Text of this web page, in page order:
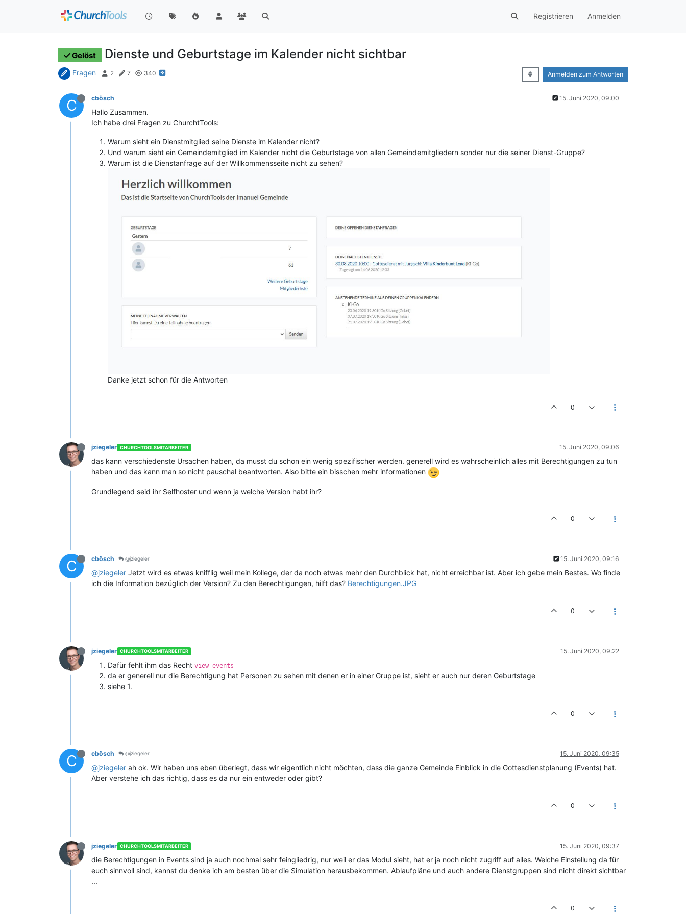
Registrieren Anmelden
Gelöst Dienste und Geburtstage im Kalender nicht sichtbar
Fragen 2 7 340 Anmelden zum Antworten
C cbösch 15. Juni 2020, 09:00
Hallo Zusammen.
Ich habe drei Fragen zu ChurchtTools:
Warum sieht ein Dienstmitglied seine Dienste im Kalender nicht?
Und warum sieht ein Gemeindemitglied im Kalender nicht die Geburtstage von allen Gemeindemitgliedern sonder nur die seiner Dienst-Gruppe?
Warum ist die Dienstanfrage auf der Willkommensseite nicht zu sehen?
Danke jetzt schon für die Antworten
0
jziegeler CHURCHTOOLSMITARBEITER 15. Juni 2020, 09:06
das kann verschiedenste Ursachen haben, da musst du schon ein wenig spezifischer werden. generell wird es wahrscheinlich alles mit Berechtigungen zu tun
haben und das kann man so nicht pauschal beantworten. Also bitte ein bisschen mehr informationen
Grundlegend seid ihr Selfhoster und wenn ja welche Version habt ihr?
0
C cbösch @jziegeler 15. Juni 2020, 09:16
@jziegeler Jetzt wird es etwas knifflig weil mein Kollege, der da noch etwas mehr den Durchblick hat, nicht erreichbar ist. Aber ich gebe mein Bestes. Wo finde
ich die Information bezüglich der Version? Zu den Berechtigungen, hilft das? Berechtigungen.JPG
0
jziegeler CHURCHTOOLSMITARBEITER 15. Juni 2020, 09:22
Dafür fehlt ihm das Recht view events
da er generell nur die Berechtigung hat Personen zu sehen mit denen er in einer Gruppe ist, sieht er auch nur deren Geburtstage
siehe 1.
0
C cbösch @jziegeler 15. Juni 2020, 09:35
@jziegeler ah ok. Wir haben uns eben überlegt, dass wir eigentlich nicht möchten, dass die ganze Gemeinde Einblick in die Gottesdienstplanung (Events) hat.
Aber verstehe ich das richtig, dass es da nur ein entweder oder gibt?
0
jziegeler CHURCHTOOLSMITARBEITER 15. Juni 2020, 09:37
die Berechtigungen in Events sind ja auch nochmal sehr feingliedrig, nur weil er das Modul sieht, hat er ja noch nicht zugriff auf alles. Welche Einstellung da für
euch sinnvoll sind, kannst du denke ich am besten über die Simulation herausbekommen. Ablaufpläne und auch andere Dienstgruppen sind nicht direkt sichtbar
...
0